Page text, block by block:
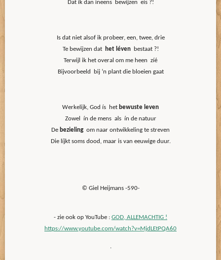
Dat ik dan ineens bewijzen eis ?!
Is dat niet alsof ik probeer, een, twee, drie
Te bewijzen dat
het lévenbestaat ?!
Terwijl ik het overal om me heen zíé
Bijvoorbeeld bij ‘n plant die bloeien gaat
Werkelijk, God ís het bewuste leven
Zowel ín de mens als ín de natuur
De bezieling om naar ontwikkeling te streven
Die líjkt soms dood, maar is van eeuwige duur.
© Giel Heijmans -590-
- zie ook op YouTube : GOD, ALLEMACHTIG !
https://www.youtube.com/watch?v=MjdLEtPQA60
.